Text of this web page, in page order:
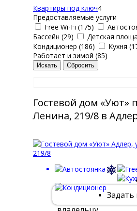
Квартиры под ключ4
Предоставляемые услуги
Free Wi-Fi (175)
Бассейн (29)
Детская
Кондиционер (186)
Кухня
Работает и зимой (85)
Гостевой дом «Уют»
Ленина, 219/8 в
Задать